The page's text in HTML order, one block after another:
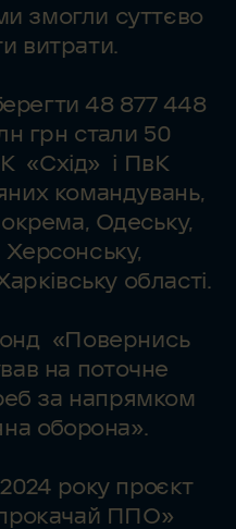
змогли суттєво
витрати.
48 877 448
грн стали 50
«Схід» і ПвК
командувань,
Одеську,
Херсонську,
області.
«Повернись
на поточне
за напрямком
оборона».
року проєкт
ППО»